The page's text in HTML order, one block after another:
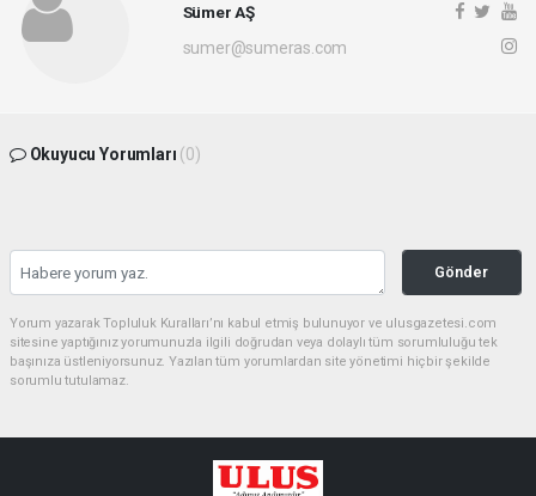
Sümer AŞ
sumer@sumeras.com
Okuyucu Yorumları (0)
Gönder
Yorum yazarak Topluluk Kuralları’nı kabul etmiş bulunuyor ve ulusgazetesi.com
sitesine yaptığınız yorumunuzla ilgili doğrudan veya dolaylı tüm sorumluluğu tek
başınıza üstleniyorsunuz. Yazılan tüm yorumlardan site yönetimi hiçbir şekilde
sorumlu tutulamaz.